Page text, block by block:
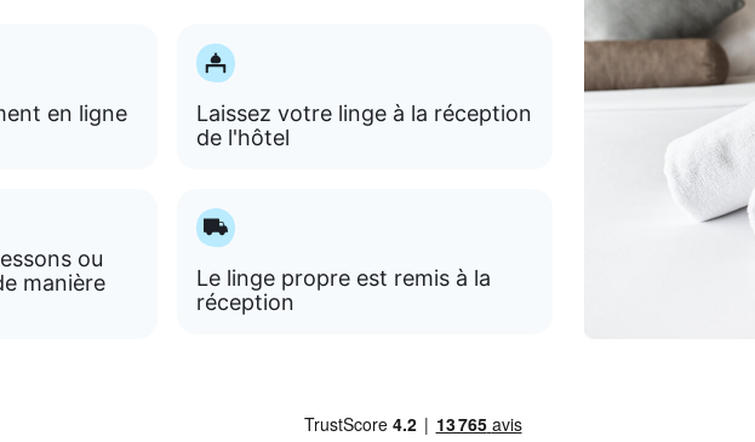
en ligne
Laissez votre linge à la réception
de l'hôtel
ou
manière
Le linge propre est remis à la
réception